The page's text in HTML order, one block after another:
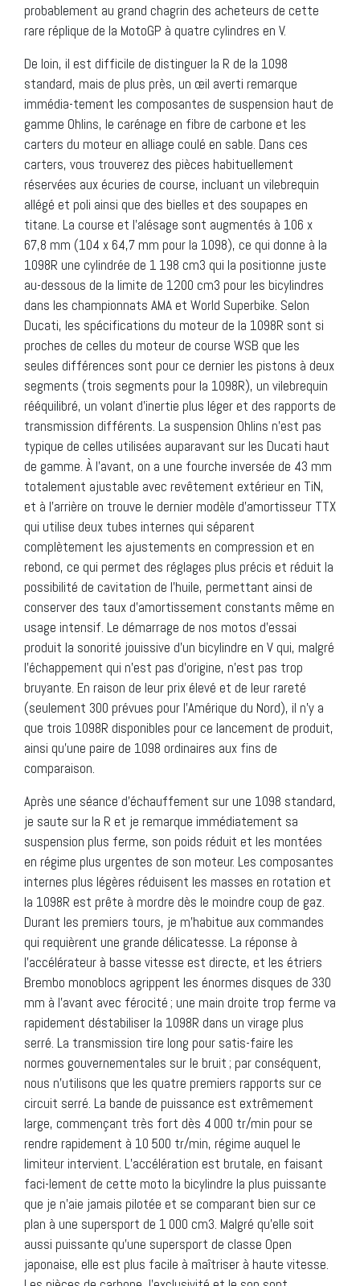
probablement au grand chagrin des acheteurs de cette
rare réplique de la MotoGP à quatre cylindres en V.
De loin, il est difficile de distinguer la R de la 1098
standard, mais de plus près, un œil averti remarque
immédia-tement les composantes de suspension haut de
gamme Ohlins, le carénage en fibre de carbone et les
carters du moteur en alliage coulé en sable. Dans ces
carters, vous trouverez des pièces habituellement
réservées aux écuries de course, incluant un vilebrequin
allégé et poli ainsi que des bielles et des soupapes en
titane. La course et l’alésage sont augmentés à 106 x
67,8 mm (104 x 64,7 mm pour la 1098), ce qui donne à la
1098R une cylindrée de 1 198 cm3 qui la positionne juste
au-dessous de la limite de 1200 cm3 pour les bicylindres
dans les championnats AMA et World Superbike. Selon
Ducati, les spécifications du moteur de la 1098R sont si
proches de celles du moteur de course WSB que les
seules différences sont pour ce dernier les pistons à deux
segments (trois segments pour la 1098R), un vilebrequin
rééquilibré, un volant d’inertie plus léger et des rapports de
transmission différents. La suspension Ohlins n’est pas
typique de celles utilisées auparavant sur les Ducati haut
de gamme. À l’avant, on a une fourche inversée de 43 mm
totalement ajustable avec revêtement extérieur en TiN,
et à l’arrière on trouve le dernier modèle d’amortisseur TTX
qui utilise deux tubes internes qui séparent
complètement les ajustements en compression et en
rebond, ce qui permet des réglages plus précis et réduit la
possibilité de cavitation de l’huile, permettant ainsi de
conserver des taux d’amortissement constants même en
usage intensif. Le démarrage de nos motos d’essai
produit la sonorité jouissive d’un bicylindre en V qui, malgré
l’échappement qui n’est pas d’origine, n’est pas trop
bruyante. En raison de leur prix élevé et de leur rareté
(seulement 300 prévues pour l’Amérique du Nord), il n’y a
que trois 1098R disponibles pour ce lancement de produit,
ainsi qu’une paire de 1098 ordinaires aux fins de
comparaison.
Après une séance d’échauffement sur une 1098 standard,
je saute sur la R et je remarque immédiatement sa
suspension plus ferme, son poids réduit et les montées
en régime plus urgentes de son moteur. Les composantes
internes plus légères réduisent les masses en rotation et
la 1098R est prête à mordre dès le moindre coup de gaz.
Durant les premiers tours, je m’habitue aux commandes
qui requièrent une grande délicatesse. La réponse à
l’accélérateur à basse vitesse est directe, et les étriers
Brembo monoblocs agrippent les énormes disques de 330
mm à l’avant avec férocité ; une main droite trop ferme va
rapidement déstabiliser la 1098R dans un virage plus
serré. La transmission tire long pour satis-faire les
normes gouvernementales sur le bruit ; par conséquent,
nous n’utilisons que les quatre premiers rapports sur ce
circuit serré. La bande de puissance est extrêmement
large, commençant très fort dès 4 000 tr/min pour se
rendre rapidement à 10 500 tr/min, régime auquel le
limiteur intervient. L’accélération est brutale, en faisant
faci-lement de cette moto la bicylindre la plus puissante
que je n’aie jamais pilotée et se comparant bien sur ce
plan à une supersport de 1 000 cm3. Malgré qu’elle soit
aussi puissante qu’une supersport de classe Open
japonaise, elle est plus facile à maîtriser à haute vitesse.